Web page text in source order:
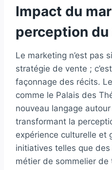
Impact du
perception du
Le marketing n’est pas
stratégie de vente ;
façonnage des récits.
comme le Palais des
nouveau langage
transformant la
expérience culturelle et
initiatives telles que
métier de sommelier